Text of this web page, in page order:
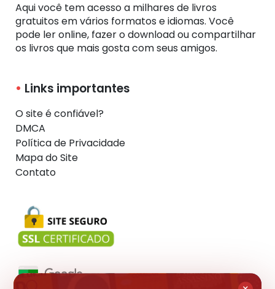
Aqui você tem acesso a milhares de livros
gratuitos em vários formatos e idiomas. Você
pode ler online, fazer o download ou compartilhar
os livros que mais gosta com seus amigos.
Links importantes
O site é confiável?
DMCA
Política de Privacidade
Mapa do Site
Contato